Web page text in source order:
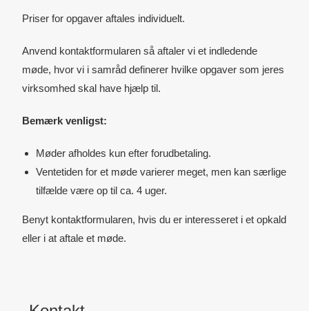
Priser for opgaver aftales individuelt.
Anvend kontaktformularen så aftaler vi et indledende
møde, hvor vi i samråd definerer hvilke opgaver som jeres
virksomhed skal have hjælp til.
Bemærk venligst:
Møder afholdes kun efter forudbetaling.
Ventetiden for et møde varierer meget, men kan særlige
tilfælde være op til ca. 4 uger.
Benyt kontaktformularen, hvis du er interesseret i et opkald
eller i at aftale et møde.